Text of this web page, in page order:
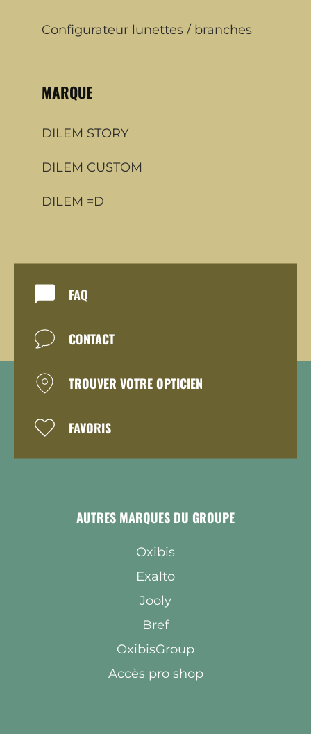
Configurateur lunettes / branches
MARQUE
DILEM STORY
DILEM CUSTOM
DILEM =D
FAQ
CONTACT
TROUVER VOTRE OPTICIEN
FAVORIS
AUTRES MARQUES DU GROUPE
Oxibis
Exalto
Jooly
Bref
OxibisGroup
Accès pro shop